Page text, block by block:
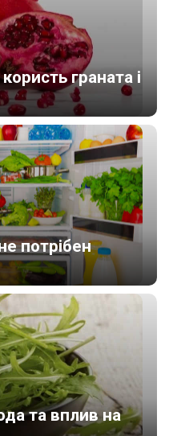
граната і
потрібен
та вплив на